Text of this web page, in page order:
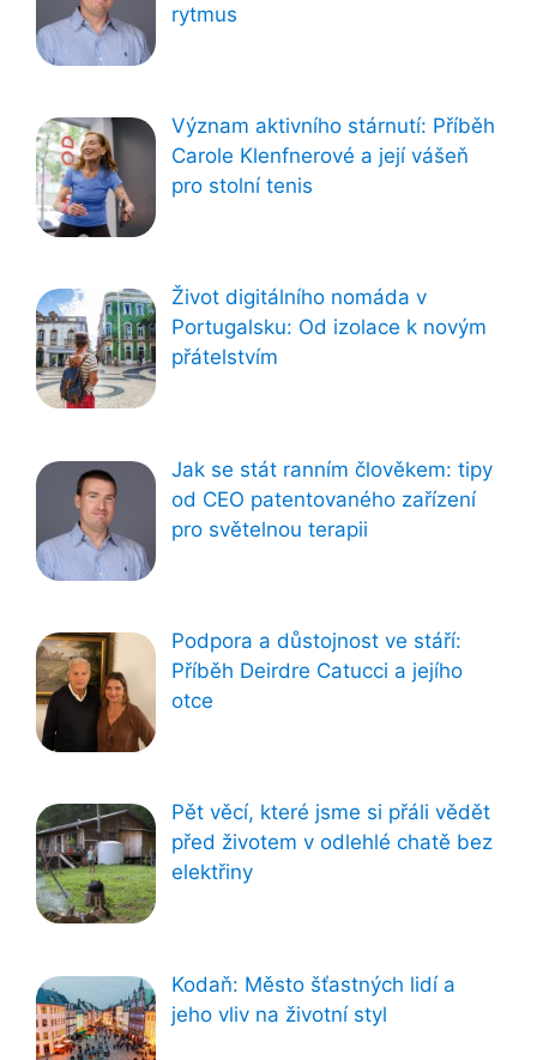
rytmus
Význam aktivního stárnutí: Příběh
Carole Klenfnerové a její vášeň
pro stolní tenis
Život digitálního nomáda v
Portugalsku: Od izolace k novým
přátelstvím
Jak se stát ranním člověkem: tipy
od CEO patentovaného zařízení
pro světelnou terapii
Podpora a důstojnost ve stáří:
Příběh Deirdre Catucci a jejího
otce
Pět věcí, které jsme si přáli vědět
před životem v odlehlé chatě bez
elektřiny
Kodaň: Město šťastných lidí a
jeho vliv na životní styl